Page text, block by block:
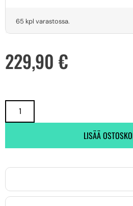
65 kpl varastossa.
229,90 €
LISÄÄ